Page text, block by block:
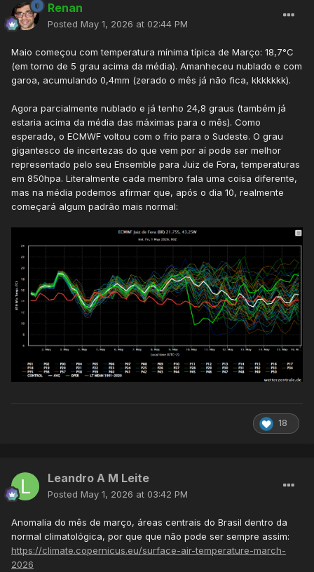
Renan
Posted May 1, 2026 at 02:44 PM
Maio começou com temperatura mínima típica de Março: 18,7°C
(em torno de 5 grau acima da média). Amanheceu nublado e com
garoa, acumulando 0,4mm (zerado o mês já não fica, kkkkkkk).
Agora parcialmente nublado e já tenho 24,8 graus (também já
estaria acima da média das máximas para o mês). Como
esperado, o ECMWF voltou com o frio para o Sudeste. O grau
gigantesco de incertezas do que vem por aí pode ser melhor
representado pelo seu Ensemble para Juiz de Fora, temperaturas
em 850hpa. Literalmente cada membro fala uma coisa diferente,
mas na média podemos afirmar que, após o dia 10, realmente
começará algum padrão mais normal:
18
Leandro A M Leite
Posted May 1, 2026 at 03:42 PM
Anomalia do mês de março, áreas centrais do Brasil dentro da
normal climatológica, por que que não pode ser sempre assim:
https://climate.copernicus.eu/surface-air-temperature-march-
2026